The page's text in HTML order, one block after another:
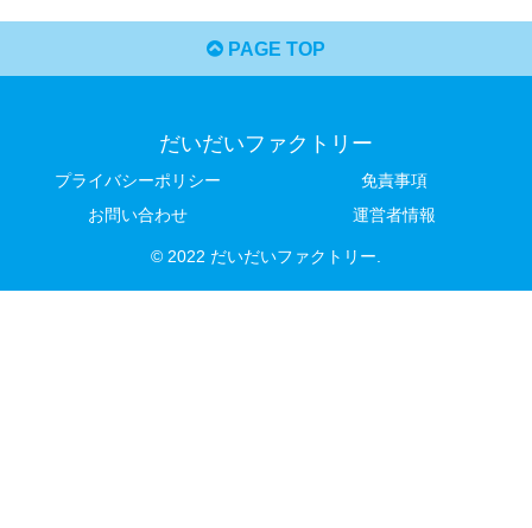
PAGE TOP
だいだいファクトリー
プライバシーポリシー
免責事項
お問い合わせ
運営者情報
© 2022 だいだいファクトリー.